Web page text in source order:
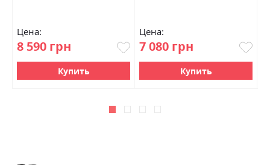
Цена:
8 590 грн
Купить
Цена:
7 080 грн
Купить